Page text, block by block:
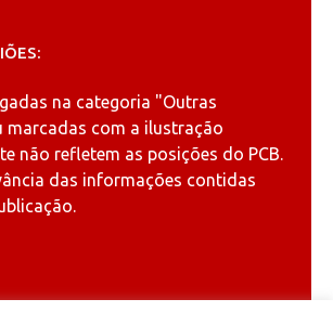
na categoria "Outras
marcadas com a ilustração
não refletem as posições do PCB.
das informações contidas